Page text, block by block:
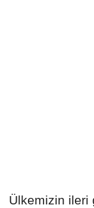
Ülkemizin ileri